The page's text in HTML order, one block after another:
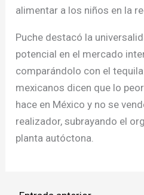
alimentar a los niños en la
Puche destacó la
potencial en el mercado
comparándolo con el
mexicanos dicen que lo
hace en México y no se
realizador, subrayando el
planta autóctona.